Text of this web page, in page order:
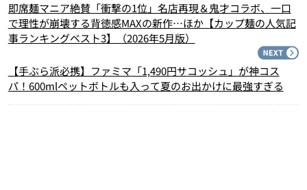
即席麺マニア絶賛「衝撃の1位」名店再現＆鬼才コラボ、一口
で理性が崩壊する背徳感MAXの新作…ほか【カップ麺の人気記
事ランキングベスト3】（2026年5月版）
【手ぶら派必携】ファミマ「1,490円サコッシュ」が神コス
パ！600mlペットボトルも入って夏のお出かけに最強すぎる